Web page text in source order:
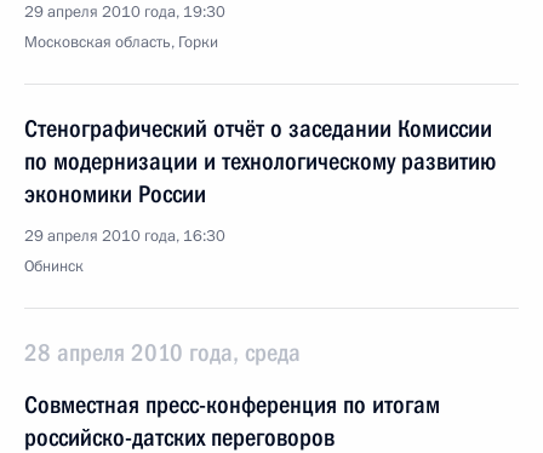
29 апреля 2010 года, 19:30
Московская область, Горки
Стенографический отчёт о заседании Комиссии
по модернизации и технологическому развитию
экономики России
29 апреля 2010 года, 16:30
Обнинск
28 апреля 2010 года, среда
Совместная пресс-конференция по итогам
российско-датских переговоров